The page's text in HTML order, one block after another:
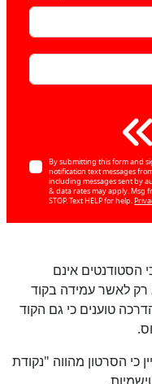
By submitting this form and
notification text messages
including messages sent by
& data rates may apply. Msg
STOP. Text HELP for help.
הסטודנטים אינם
רק לאשר עמידה בקוד
טוענים כי גם הקוד
כי הסרטון מהווה "נקודת